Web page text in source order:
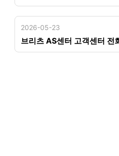
2026-05-23
브리츠 AS센터 고객센터 전